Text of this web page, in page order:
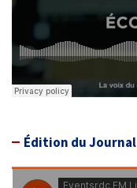
Édition du Journal